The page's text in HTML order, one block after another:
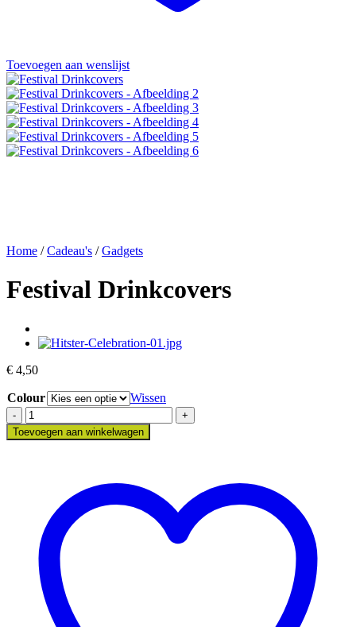
Toevoegen aan wenslijst
Home / Cadeau's / Gadgets
Festival Drinkcovers
€ 4,50
Colour
Wissen
Festival
Drinkcovers
aantal
Toevoegen aan winkelwagen